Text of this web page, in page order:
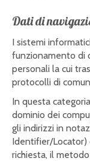
Dati di
I sistemi
funzionamento di
personali la cui
protocolli di
In questa
dominio dei
gli indirizzi in
Identifier/Locator)
richiesta, il